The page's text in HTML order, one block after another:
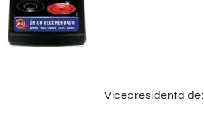
Vicepresidenta de: